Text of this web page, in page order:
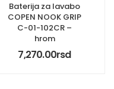
Baterija za lavabo
COPEN NOOK GRIP
C-01-102CR –
hrom
7,270.00rsd